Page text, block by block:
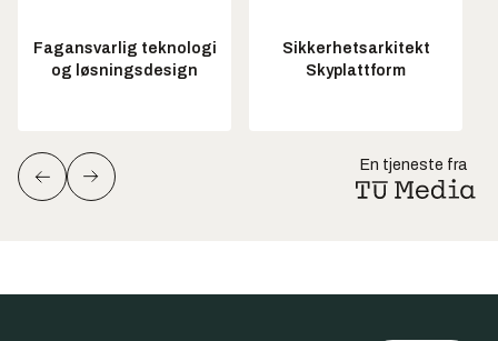
Fagansvarlig teknologi
og løsningsdesign
Sikkerhetsarkitekt
Skyplattform
En tjeneste fra